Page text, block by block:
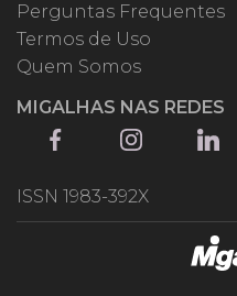
Perguntas Frequentes
Termos de Uso
Quem Somos
MIGALHAS NAS REDES
ISSN 1983-392X